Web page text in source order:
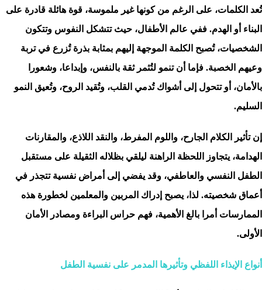
تُعد الكلمات، على الرغم من كونها غير ملموسة، قوة هائلة قادرة على
البناء أو الهدم. ففي عالم الأطفال، حيث تتشكل النفوس وتتكون
الشخصيات، تُصبح الكلمة الموجهة إليهم بمثابة بذرة تُزرع في تربة
وعيهم الخصبة. فإما أن تنمو لتُثمر ثقة بالنفس، وإبداعا، وشعورا
بالأمان، أو تتحول إلى أشواك تُدمي القلب، وتُقيد الروح، وتُعيق النمو
السليم.
إن تأثير الكلام الجارح، واللوم المفرط، والنقد اللاذع، والمقارنات
الهدامة، يتجاوز اللحظة الراهنة ليلقي بظلاله الثقيلة على مستقبل
الطفل النفسي والعاطفي، وقد يفضي إلى أمراض نفسية تتجذر في
أعماق شخصيته. لذا، يصبح إدراك المربين والمعلمين لخطورة هذه
الممارسات أمرا بالغ الأهمية، فهم حراس البراءة ومصادر الأمان
الأولى.
أنواع الإيذاء اللفظي وتأثيرها المدمر على نفسية الطفل